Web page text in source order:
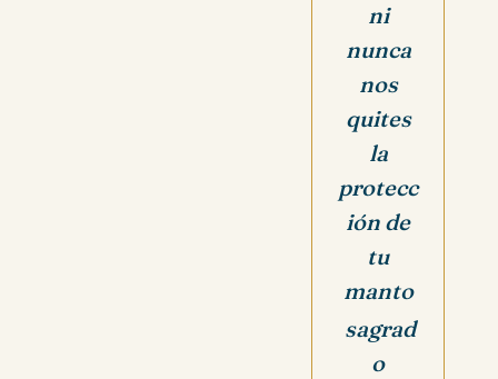
ni
nunca
nos
quites
la
protecc
ión de
tu
manto
sagrad
o